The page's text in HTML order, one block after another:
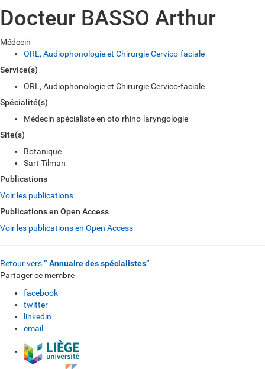
Docteur BASSO Arthur
Médecin
ORL, Audiophonologie et Chirurgie Cervico-faciale
Service(s)
ORL, Audiophonologie et Chirurgie Cervico-faciale
Spécialité(s)
Médecin spécialiste en oto-rhino-laryngologie
Site(s)
Botanique
Sart Tilman
Publications
Voir les publications
Publications en Open Access
Voir les publications en Open Access
Retour vers“ Annuaire des spécialistes”
Partager ce membre
facebook
twitter
linkedin
email